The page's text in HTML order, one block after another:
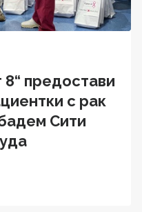
предостави
с рак
Сити